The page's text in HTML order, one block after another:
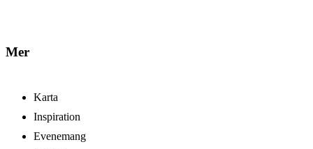
Mer
Karta
Inspiration
Evenemang